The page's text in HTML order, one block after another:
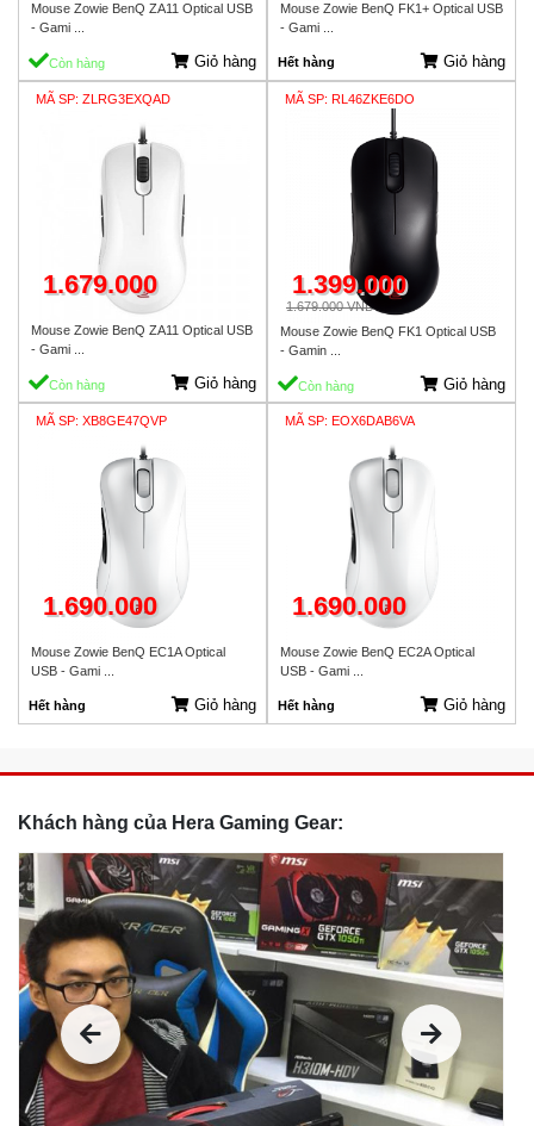
Mouse Zowie BenQ ZA11 Optical USB
- Gami ...
Còn hàng Giỏ hàng
Mouse Zowie BenQ FK1+ Optical USB
- Gami ...
Hết hàng Giỏ hàng
MÃ SP: ZLRG3EXQAD
1.679.000
Mouse Zowie BenQ ZA11 Optical USB
- Gami ...
Còn hàng Giỏ hàng
MÃ SP: RL46ZKE6DO
1.399.000
1.679.000 VND
Mouse Zowie BenQ FK1 Optical USB
- Gamin ...
Còn hàng Giỏ hàng
MÃ SP: XB8GE47QVP
1.690.000
Mouse Zowie BenQ EC1A Optical
USB - Gami ...
Hết hàng Giỏ hàng
MÃ SP: EOX6DAB6VA
1.690.000
Mouse Zowie BenQ EC2A Optical
USB - Gami ...
Hết hàng Giỏ hàng
Khách hàng của Hera Gaming Gear: